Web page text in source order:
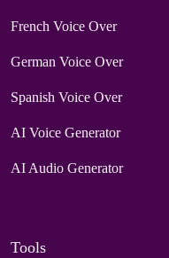
French Voice Over
German Voice Over
Spanish Voice Over
AI Voice Generator
AI Audio Generator
Tools